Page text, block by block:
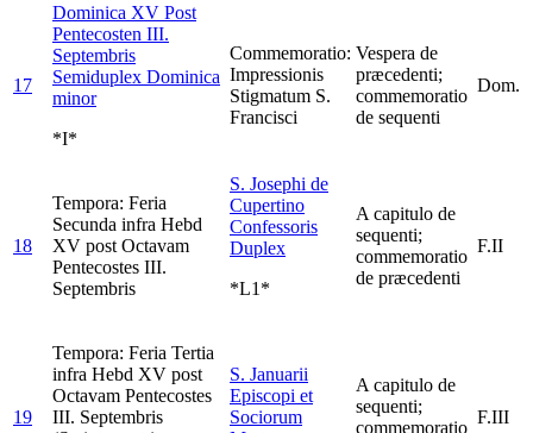
17
Dominica XV Post
Pentecosten III.
Septembris
Semiduplex Dominica
minor
*I*
Commemoratio:
Impressionis
Stigmatum S.
Francisci
Vespera de
præcedenti;
commemoratio
de sequenti
Dom.
18
Tempora: Feria
Secunda infra Hebd
XV post Octavam
Pentecostes III.
Septembris
S. Josephi de
Cupertino
Confessoris
Duplex
*L1*
A capitulo de
sequenti;
commemoratio
de præcedenti
F.II
19
Tempora: Feria Tertia
infra Hebd XV post
Octavam Pentecostes
III. Septembris
S. Januarii
Episcopi et
Sociorum
A capitulo de
sequenti;
commemoratio
F.III